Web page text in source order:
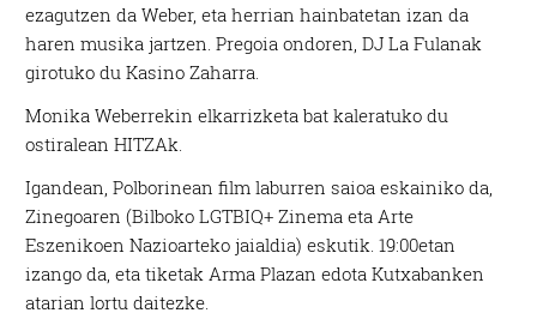
ezagutzen da Weber, eta herrian hainbatetan izan da
haren musika jartzen. Pregoia ondoren, DJ La Fulanak
girotuko du Kasino Zaharra.
Monika Weberrekin elkarrizketa bat kaleratuko du
ostiralean HITZAk.
Igandean, Polborinean film laburren saioa eskainiko da,
Zinegoaren (Bilboko LGTBIQ+ Zinema eta Arte
Eszenikoen Nazioarteko jaialdia) eskutik. 19:00etan
izango da, eta tiketak Arma Plazan edota Kutxabanken
atarian lortu daitezke.